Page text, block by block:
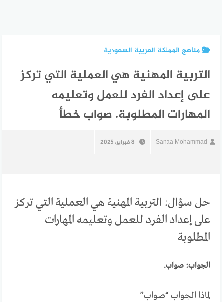
مناهج المملكة العربية السعودية
التربية المهنية هي العملية التي تركز
على إعداد الفرد للعمل وتعليمه
المهارات المطلوبة. صواب خطأ
Sanaa Mohammad 8 فبراير، 2025
حل سؤال: التربية المهنية هي العملية التي تركز
على إعداد الفرد للعمل وتعليمه المهارات
المطلوبة
الجواب: صواب.
لماذا الجواب “صواب”